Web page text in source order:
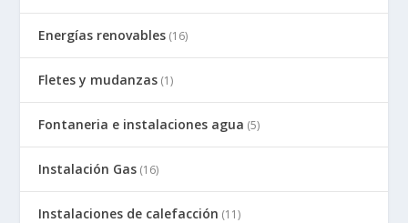
Energías renovables (16)
Fletes y mudanzas (1)
Fontaneria e instalaciones agua (5)
Instalación Gas (16)
Instalaciones de calefacción (11)